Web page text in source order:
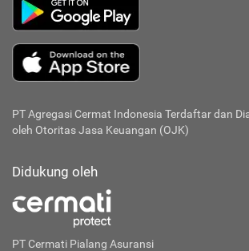
PT Agregasi Cermat Indonesia Terdaftar dan
oleh Otoritas Jasa Keuangan (OJK)
Didukung oleh
PT Cermati Pialang Asuransi